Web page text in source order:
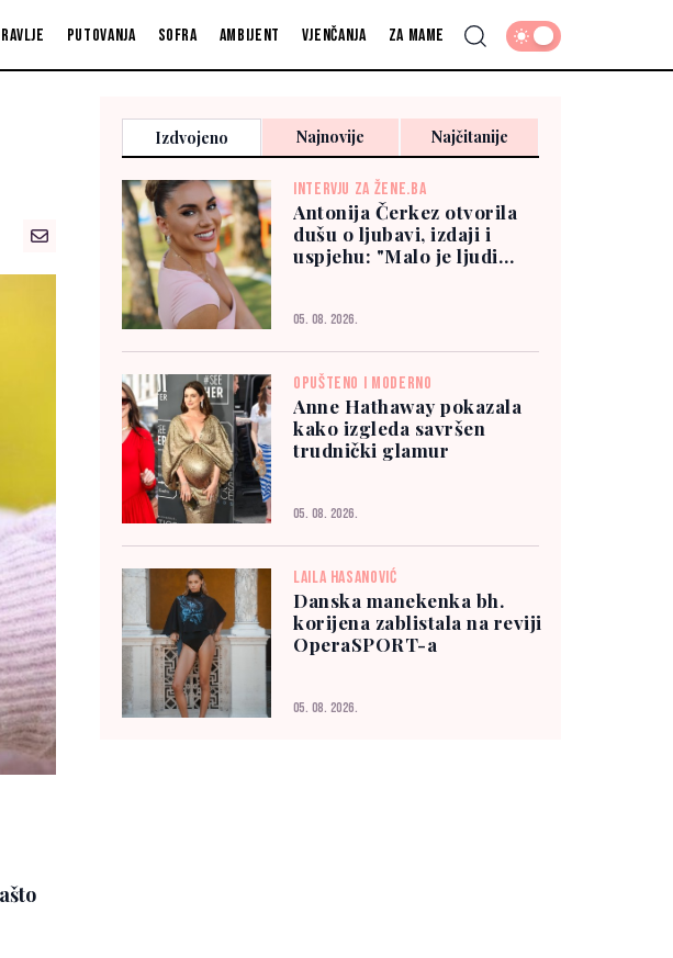
Putovanja Sofra Ambijent Vjenčanja Za mame
Izdvojeno Najnovije Najčitanije
INTERVJU ZA ŽENE.BA
Antonija Čerkez otvorila
dušu o ljubavi, izdaji i
uspjehu: "Malo je ljudi
05. 08. 2026.
OPUŠTENO I MODERNO
Anne Hathaway pokazala
kako izgleda savršen
trudnički glamur
05. 08. 2026.
LAILA HASANOVIĆ
Danska manekenka bh.
korijena zablistala na reviji
OperaSPORT-a
05. 08. 2026.